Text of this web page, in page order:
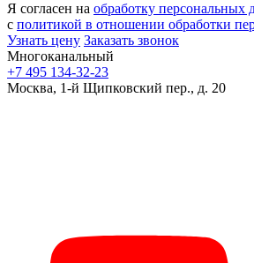
Я согласен на обработку персональных
с политикой в отношении обработки
Узнать цену Заказать звонок
Многоканальный
+7 495 134-32-23
Москва, 1-й Щипковский пер., д. 20